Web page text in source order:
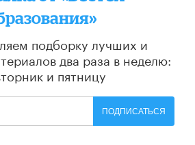
подборку лучших и
два раза в неделю:
и пятницу
ПОДПИСАТЬСЯ